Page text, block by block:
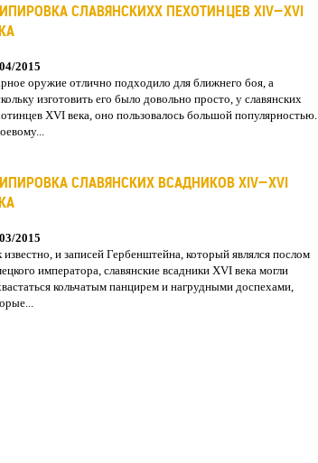
СЛАВЯНСКИХХ ПЕХОТИНЦЕВ XIV—XVI
2015
оружие отлично подходило для ближнего боя, а
изготовить его было довольно просто, у славянских
XVI века, оно пользовалось большой популярностью.
СЛАВЯНСКИХ ВСАДНИКОВ XIV—XVI
2015
известно, и записей Гербенштейна, который являлся послом
императора, славянские всадники XVI века могли
кольчатым панцирем и нагрудными доспехами,